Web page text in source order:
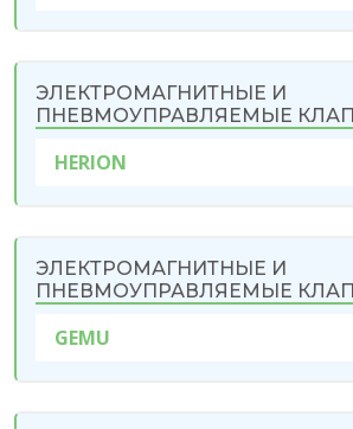
ЭЛЕКТРОМАГНИТНЫЕ И
ПНЕВМОУПРАВЛЯЕМЫЕ
HERIОN
ЭЛЕКТРОМАГНИТНЫЕ И
ПНЕВМОУПРАВЛЯЕМЫЕ
GEMU